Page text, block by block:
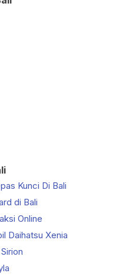
Kunci Di Bali
di Bali
Online
Daihatsu Xenia